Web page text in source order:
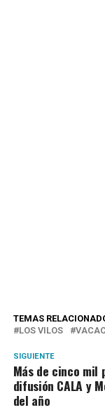
TEMAS
LOS VILOS
SIGUIENTE
Más de cinco mil
difusión CALA y
del año